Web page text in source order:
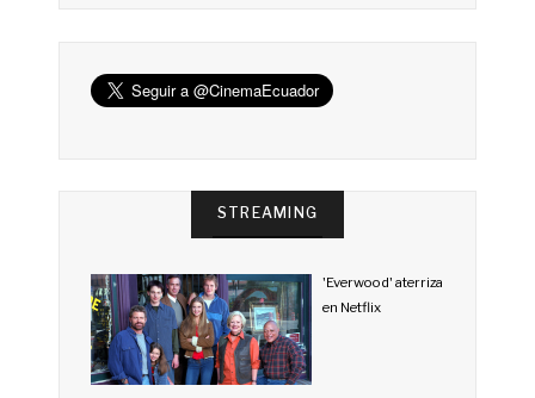
STREAMING
'Everwood' aterriza
en Netflix